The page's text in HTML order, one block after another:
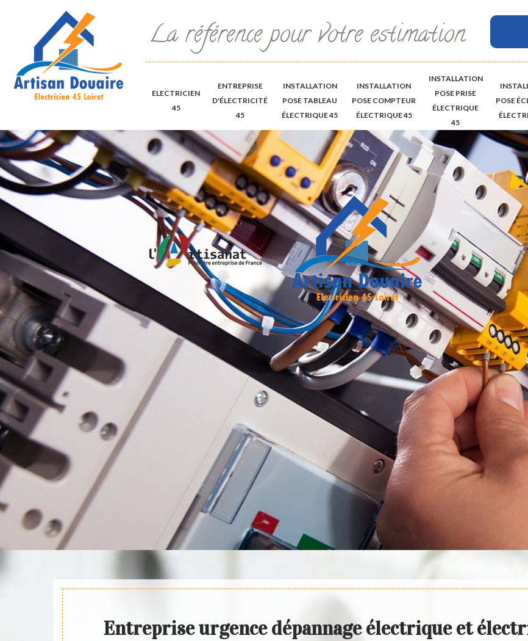
La référence pour votre estimation
ELECTRICIEN
45
ENTREPRISE
D'ÉLECTRICITÉ
45
INSTALLATION
POSE TABLEAU
ÉLECTRIQUE 45
INSTALLATION
POSE COMPTEUR
ÉLECTRIQUE 45
INSTALLATION
POSE PRISE
ÉLECTRIQUE
45
POSE
Entreprise urgence dépannage électrique et